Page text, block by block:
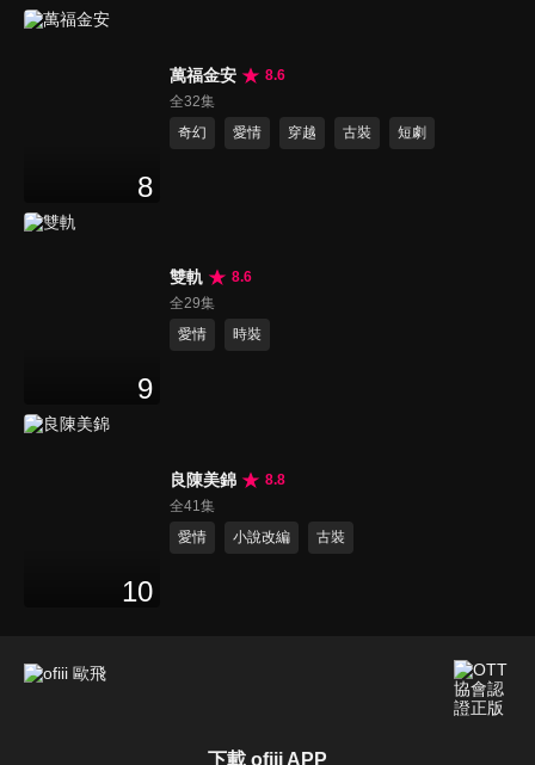
8
萬福金安
8.6
全32集
奇幻
愛情 穿越 古裝 短劇
9
雙軌
8.6
全29集
愛情
時裝
10
良陳美錦
8.8
全41集
愛情
小說改編 古裝
下載 ofiii APP